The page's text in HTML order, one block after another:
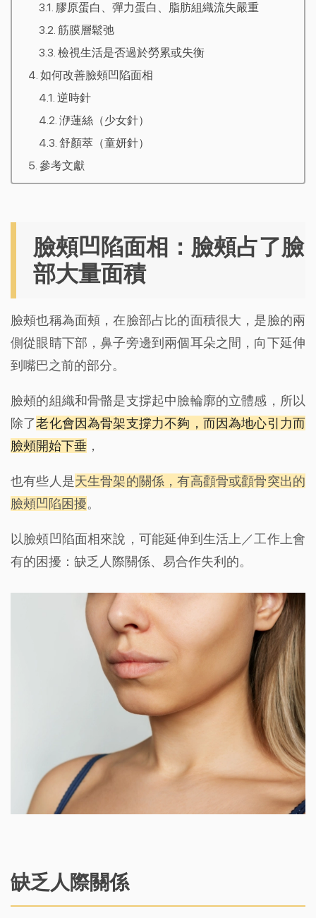
膠原蛋白、彈力蛋白、脂肪組織流失嚴重
筋膜層鬆弛
檢視生活是否過於勞累或失衡
如何改善臉頰凹陷面相
逆時針
洢蓮絲（少女針）
舒顏萃（童妍針）
參考文獻
臉頰凹陷面相：臉頰占了臉
部大量面積
臉頰也稱為面頰，在臉部占比的面積很大，是臉的兩
側從眼睛下部，鼻子旁邊到兩個耳朵之間，向下延伸
到嘴巴之前的部分。
臉頰的組織和骨骼是支撐起中臉輪廓的立體感，所以
除了老化會因為骨架支撐力不夠，而因為地心引力而
臉頰開始下垂 ，
也有些人是天生骨架的關係，有高顴骨或顴骨突出的
臉頰凹陷困擾。
以臉頰凹陷面相來說，可能延伸到生活上／工作上會
有的困擾：缺乏人際關係、易合作失利的。
缺乏人際關係